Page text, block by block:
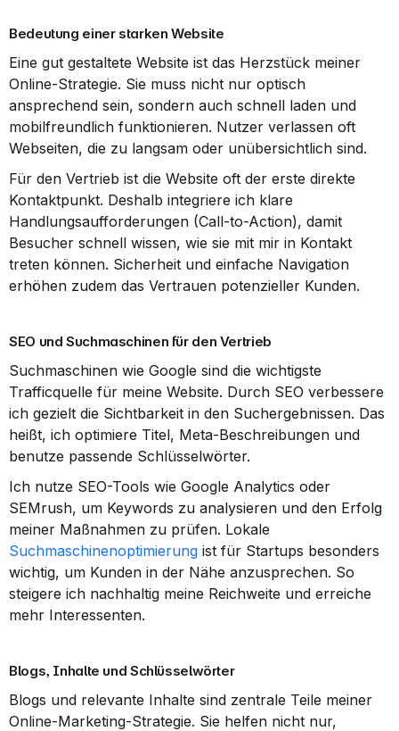
Bedeutung einer starken Website
Eine gut gestaltete Website ist das Herzstück meiner
Online-Strategie. Sie muss nicht nur optisch
ansprechend sein, sondern auch schnell laden und
mobilfreundlich funktionieren. Nutzer verlassen oft
Webseiten, die zu langsam oder unübersichtlich sind.
Für den Vertrieb ist die Website oft der erste direkte
Kontaktpunkt. Deshalb integriere ich klare
Handlungsaufforderungen (Call-to-Action), damit
Besucher schnell wissen, wie sie mit mir in Kontakt
treten können. Sicherheit und einfache Navigation
erhöhen zudem das Vertrauen potenzieller Kunden.
SEO und Suchmaschinen für den Vertrieb
Suchmaschinen wie Google sind die wichtigste
Trafficquelle für meine Website. Durch SEO verbessere
ich gezielt die Sichtbarkeit in den Suchergebnissen. Das
heißt, ich optimiere Titel, Meta-Beschreibungen und
benutze passende Schlüsselwörter.
Ich nutze SEO-Tools wie Google Analytics oder
SEMrush, um Keywords zu analysieren und den Erfolg
Suchmaschinenoptimierung ist für Startups besonders
wichtig, um Kunden in der Nähe anzusprechen. So
steigere ich nachhaltig meine Reichweite und erreiche
mehr Interessenten.
Blogs, Inhalte und Schlüsselwörter
Blogs und relevante Inhalte sind zentrale Teile meiner
Online-Marketing-Strategie. Sie helfen nicht nur,